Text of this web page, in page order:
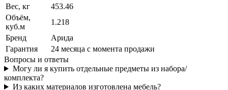
Вес, кг
453.46
Объём,
куб.м
1.218
Бренд
Арида
Гарантия
24 месяца с момента продажи
Вопросы и ответы
Могу ли я купить отдельные предметы из набора/
комплекта?
Из каких материалов изготовлена мебель?